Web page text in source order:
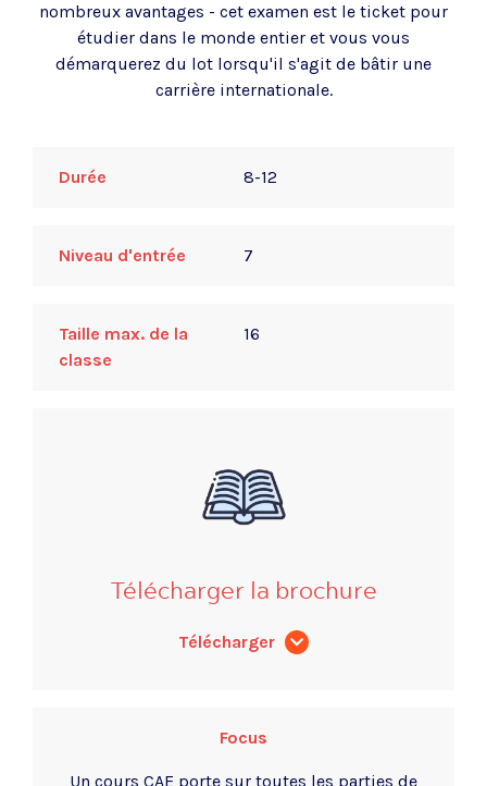
nombreux avantages - cet examen est le ticket pour
étudier dans le monde entier et vous vous
démarquerez du lot lorsqu'il s'agit de bâtir une
carrière internationale.
Durée 8-12
Niveau d'entrée 7
Taille max. de la
classe
16
Télécharger la brochure
Télécharger
Focus
Un cours CAE porte sur toutes les parties de